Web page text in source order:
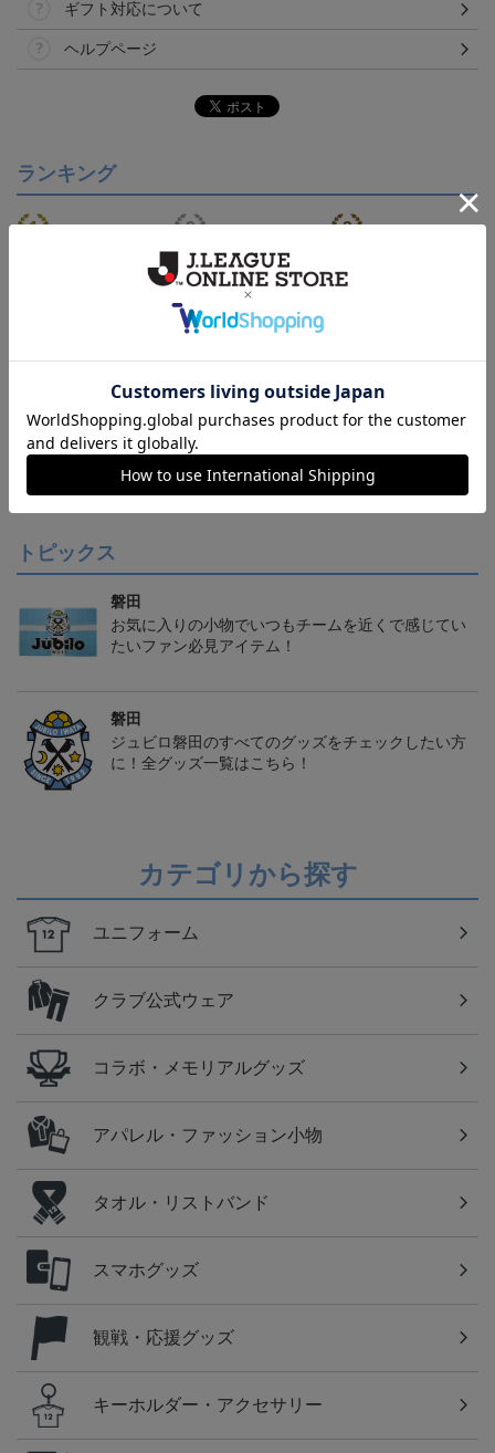
ギフト対応について
ヘルプページ
ランキング
ジュビロ磐田 ピカチュ
ウ タオルマフラー
2,500円
ジュビロ磐田 チルタリ
ス タオルマフラー
フォーム オーセンティッ
クモデル:FP1st
会員特典
トピックス
磐田
お気に入りの小物でいつもチームを近くで感じてい
たいファン必見アイテム！
磐田
ジュビロ磐田のすべてのグッズをチェックしたい方
に！全グッズ一覧はこちら！
カテゴリから探す
ユニフォーム
クラブ公式ウェア
コラボ・メモリアルグッズ
アパレル・ファッション小物
タオル・リストバンド
スマホグッズ
観戦・応援グッズ
キーホルダー・アクセサリー